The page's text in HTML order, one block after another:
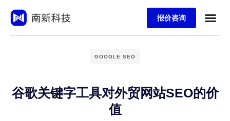
报价咨询
GOOGLE SEO
谷歌关键字工具对外贸网站SEO的价
值